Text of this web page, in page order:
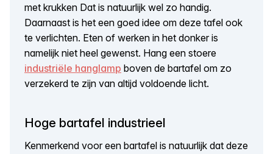
met krukken Dat is natuurlijk wel zo handig.
Daarnaast is het een goed idee om deze tafel ook
te verlichten. Eten of werken in het donker is
namelijk niet heel gewenst. Hang een stoere
industriële hanglamp boven de bartafel om zo
verzekerd te zijn van altijd voldoende licht.
Hoge bartafel industrieel
Kenmerkend voor een bartafel is natuurlijk dat deze